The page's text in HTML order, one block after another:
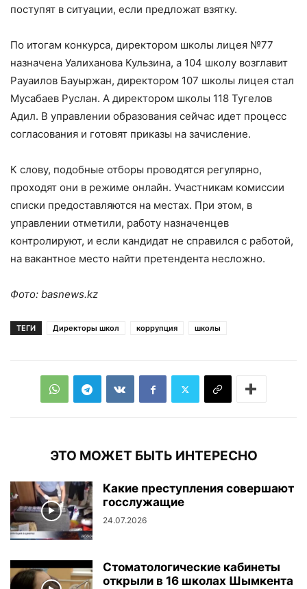
поступят в ситуации, если предложат взятку.
По итогам конкурса, директором школы лицея №77
назначена Уалиханова Кульзина, а 104 школу возглавит
Рауаилов Бауыржан, директором 107 школы лицея стал
Мусабаев Руслан. А директором школы 118 Тугелов
Адил. В управлении образования сейчас идет процесс
согласования и готовят приказы на зачисление.
К слову, подобные отборы проводятся регулярно,
проходят они в режиме онлайн. Участникам комиссии
списки предоставляются на местах. При этом, в
управлении отметили, работу назначенцев
контролируют, и если кандидат не справился с работой,
на вакантное место найти претендента несложно.
Фото: basnews.kz
ТЕГИ Директоры школ коррупция школы
ЭТО МОЖЕТ БЫТЬ ИНТЕРЕСНО
Какие преступления совершают
госслужащие
24.07.2026
Стоматологические кабинеты
открыли в 16 школах Шымкента